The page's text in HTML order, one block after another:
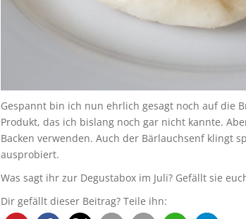
Gespannt bin ich nun ehrlich gesagt noch auf die
Produkt, das ich bislang noch gar nicht kannte.
Backen verwenden. Auch der Bärlauchsenf klingt
ausprobiert.
Was sagt ihr zur Degustabox im Juli? Gefällt sie
Dir gefällt dieser Beitrag? Teile ihn: